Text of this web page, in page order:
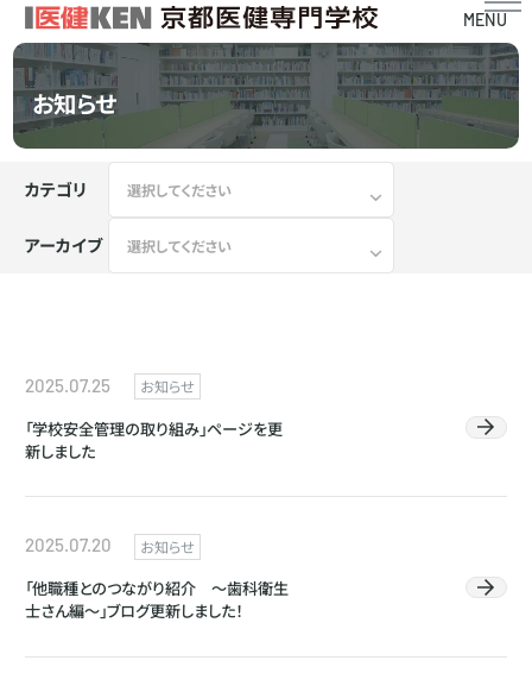
MENU
お知らせ
カテゴリ
アーカイブ
2025.07.25 お知らせ
「学校安全管理の取り組み」ページを更
新しました
2025.07.20 お知らせ
「他職種とのつながり紹介 ～歯科衛生
士さん編～」ブログ更新しました！